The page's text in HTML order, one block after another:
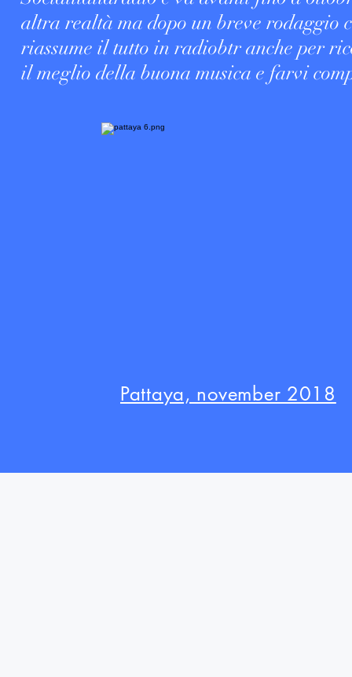
altra realtà ma dopo un breve rodaggio
riassume il tutto in radiobtr anche per
il meglio della buona musica e farvi
Pattaya, november 2018